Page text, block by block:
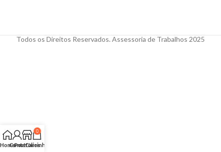
Todos os Direitos Reservados. Assessoria de Trabalhos 2025
HomeConta
Portfólios
0
Carrinho